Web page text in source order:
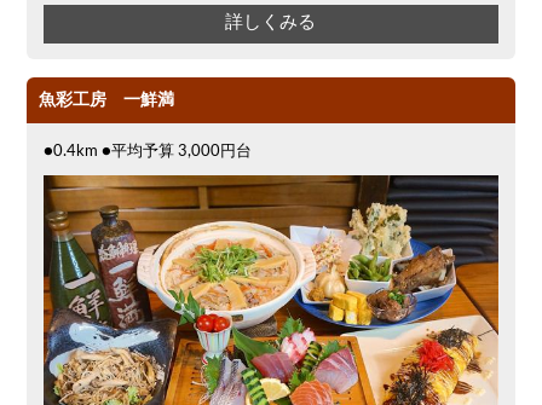
詳しくみる
魚彩工房 一鮮満
●0.4km ●平均予算 3,000円台